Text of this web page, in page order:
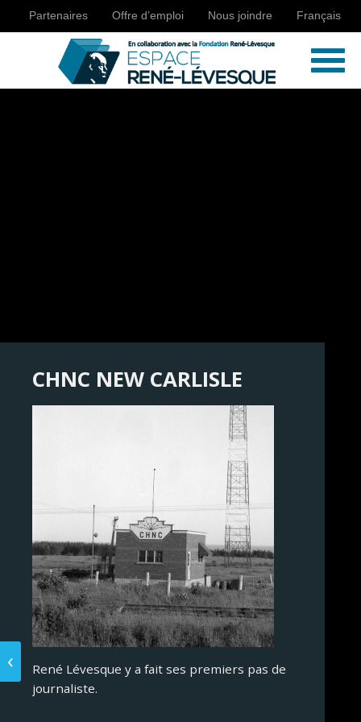
Partenaires Offre d’emploi Nous joindre Français
CHNC NEW CARLISLE
René Lévesque y a fait ses premiers pas de
journaliste.